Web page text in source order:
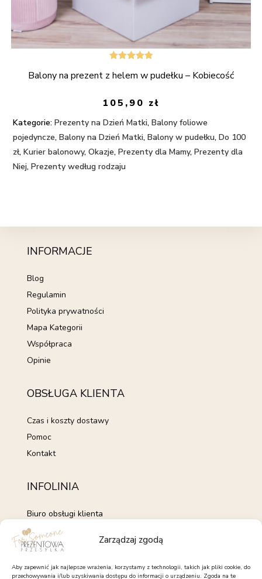
Zarządzaj zgodą
Aby zapewnić jak najlepsze wrażenia, korzystamy z technologii, takich jak pliki cookie, do
przechowywania i/lub uzyskiwania dostępu do informacji o urządzeniu. Zgoda na te
5.00na 5
Balony na prezent z helem w pudełku – Kobiecość
105,90 zł
Kategorie: Prezenty na Dzień Matki,Balony foliowe
pojedyncze,Balony na Dzień Matki,Balony w pudełku,Do 100
zł,Kurier balonowy,Okazje,Prezenty dla Mamy,Prezenty dla
Niej,Prezenty według rodzaju
INFORMACJE
Blog
Regulamin
Polityka prywatności
Mapa Kategorii
Współpraca
Opinie
OBSŁUGA KLIENTA
Czas i koszty dostawy
Pomoc
Kontakt
INFOLINIA
Biuro obsługi klienta
+48 735 843 843
pon. - pt. 7:00 - 15:00
kontakt@forsomeone.pl